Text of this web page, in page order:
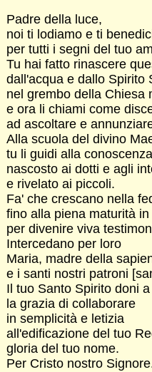
Padre della luce,
noi ti lodiamo e ti
per tutti i segni del tuo
Tu hai fatto rinascere
dall'acqua e dallo Spirito
nel grembo della Chiesa
e ora li chiami come
ad ascoltare e
Alla scuola del divino
tu li guidi alla
nascosto ai dotti e agli
e rivelato ai piccoli.
Fa' che crescano nella
fino alla piena maturità in
per divenire viva
Intercedano per loro
Maria, madre della
e i santi nostri patroni
Il tuo Santo Spirito doni
la grazia di collaborare
in semplicità e letizia
all'edificazione del tuo
gloria del tuo nome.
Per Cristo nostro